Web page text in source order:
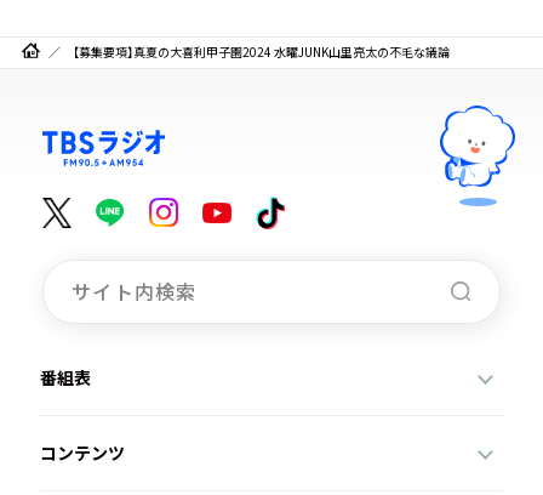
【募集要項】真夏の大喜利甲子園2024 水曜JUNK山里亮太の不毛な議論
番組表
コンテンツ